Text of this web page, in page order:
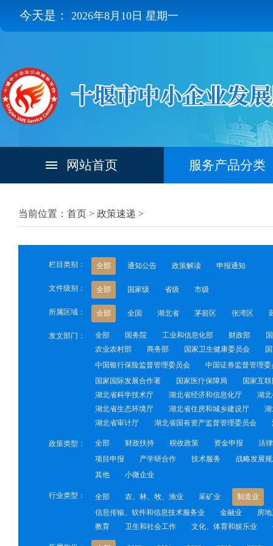
今天是： 2026年8月10日 星期一
网站首页 服务产品分类
当前位置：首页 > 政策速递 >
栏目类别： 全部 通知公告 政策解读 申报通知
文件级别： 全部 国家级 省级 市级
所属区域： 全部 全国 湖北省 茅箭区 张湾区
发文部门： 全部 国务院 工业和信息化部 财政部
农业农村部
商务部 国家卫生健康委员会
中国银行保险监督管理委员会
中国证券监督管理委
国家国际发展合作署
国家医疗保障局
国家互
湖北省科学技术厅
湖北省经济和信息化厅
湖
湖北省生态环境厅
湖北省住房和城乡建设厅
湖北省审计厅
湖北省国有资产监督管理委员会
政策类型： 全部 财政扶持 税收政策 资金申报
法
项目申报
产学研合作 技术服务
战略发展
其他
小微企业
行业类型： 全部 农、林、牧、渔业 采矿业
制造业
信息传输、软件和信息技术服务业
金融业
房
教育
卫生和社会工作 文化、体育和娱乐业